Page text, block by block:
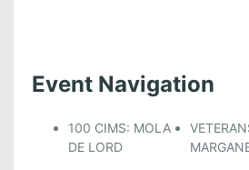
Event Navigation
100 CIMS: MOLA
DE LORD